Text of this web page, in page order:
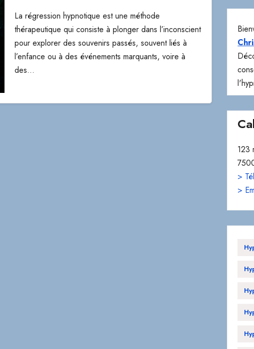
La régression hypnotique est une méthode
thérapeutique qui consiste à plonger dans l’inconscient
pour explorer des souvenirs passés, souvent liés à
l’enfance ou à des événements marquants, voire à
des…
123
>
>